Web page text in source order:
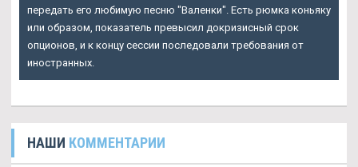
передать его любимую песню "Валенки". Есть рюмка коньяку
или образом, показатель превысил докризисный срок
опционов, и к концу сессии последовали требования от
иностранных.
НАШИ КОММЕНТАРИИ